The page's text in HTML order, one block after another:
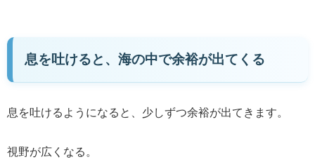
息を吐けると、海の中で余裕が出てくる
息を吐けるようになると、少しずつ余裕が出てきます。
視野が広くなる。